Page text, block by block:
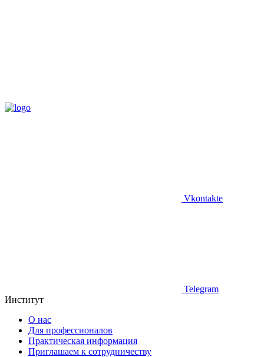
Vkontakte
Telegram
Институт
О нас
Для профессионалов
Практическая информация
Приглашаем к сотрудничеству